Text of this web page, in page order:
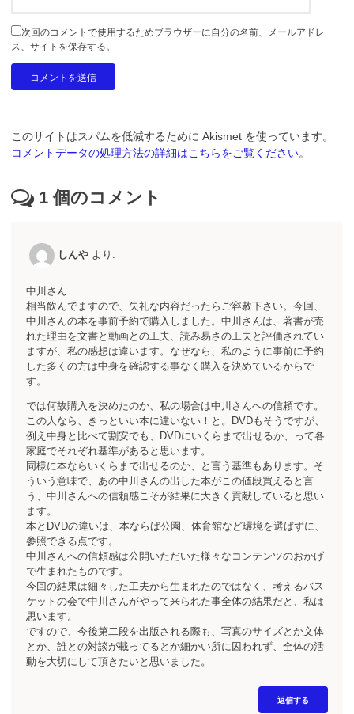
次回のコメントで使用するためブラウザーに自分の名前、メールアドレ
ス、サイトを保存する。
このサイトはスパムを低減するために Akismet を使っています。
コメントデータの処理方法の詳細はこちらをご覧ください。
1 個のコメント
しんや より:
中川さん
相当飲んでますので、失礼な内容だったらご容赦下さい。今回、
中川さんの本を事前予約で購入しました。中川さんは、著書が売
れた理由を文書と動画との工夫、読み易さの工夫と評価されてい
ますが、私の感想は違います。なぜなら、私のように事前に予約
した多くの方は中身を確認する事なく購入を決めているからで
す。
では何故購入を決めたのか、私の場合は中川さんへの信頼です。
この人なら、きっといい本に違いない！と。DVDもそうですが、
例え中身と比べて割安でも、DVDにいくらまで出せるか、って各
家庭でそれぞれ基準があると思います。
同様に本ならいくらまで出せるのか、と言う基準もあります。そ
ういう意味で、あの中川さんの出した本がこの値段買えると言
う、中川さんへの信頼感こそが結果に大きく貢献していると思い
ます。
本とDVDの違いは、本ならば公園、体育館など環境を選ばずに、
参照できる点です。
中川さんへの信頼感は公開いただいた様々なコンテンツのおかげ
で生まれたものです。
今回の結果は細々した工夫から生まれたのではなく、考えるバス
ケットの会で中川さんがやって来られた事全体の結果だと、私は
思います。
ですので、今後第二段を出版される際も、写真のサイズとか文体
とか、誰との対談が載ってるとか細かい所に囚われず、全体の活
動を大切にして頂きたいと思いました。
返信する